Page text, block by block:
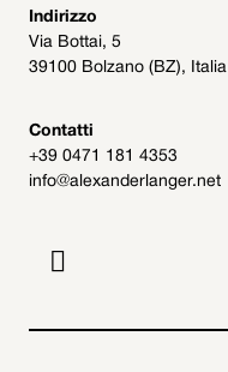
Indirizzo
Via Bottai, 5
39100 Bolzano (BZ), Italia
Contatti
+39 0471 181 4353
info@alexanderlanger.net
